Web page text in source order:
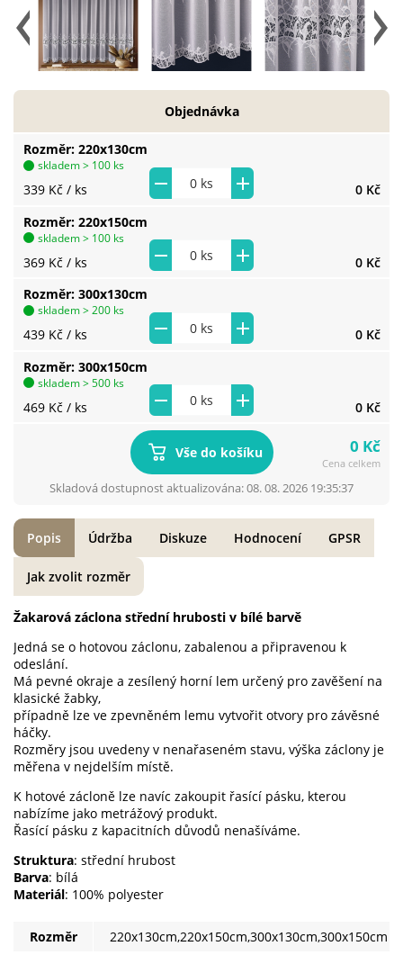
Rozměr 220x130cm
339 Kč / ks 0 Kč
skladem > 100 ks
Rozměr 220x150cm
369 Kč / ks 0 Kč
skladem > 100 ks
Rozměr 300x130cm
439 Kč / ks 0 Kč
skladem > 200 ks
Rozměr 300x150cm
469 Kč / ks 0 Kč
skladem > 500 ks
Objednávka
Vše do košíku 0 Kč
Cena celkem
Skladová dostupnost aktualizována: 08. 08. 2026 19:35:37
Žakarová záclona střední hrubosti v bílé barvě
Jedná se o hotovou záclonu, zabalenou a připravenou k
odeslání.
Má pevné okraje a zesílený horní lem určený pro zavěšení na
klasické žabky,
případně lze ve zpevněném lemu vytvořit otvory pro závěsné
háčky.
Rozměry jsou uvedeny v nenařaseném stavu, výška záclony je
měřena v nejdelším místě.
K hotové zácloně lze navíc zakoupit řasící pásku, kterou
nabízíme jako metrážový produkt.
Řasící pásku z kapacitních důvodů nenašíváme.
Struktura: střední hrubost
Barva: bílá
Materiál: 100% polyester
Rozměr 220x130cm,220x150cm,300x130cm,300x150cm
Popis Údržba Diskuze Hodnocení GPSR
Jak zvolit rozměr